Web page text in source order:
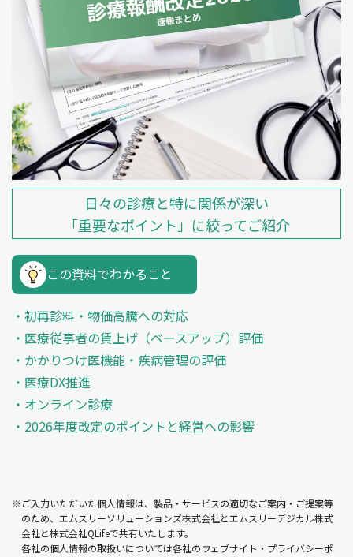
日々の診療と特に関係が深い
「重要なポイント」に絞ってご紹介
この資料でわかること
初再診料・物価高騰への対応
医療従事者の賃上げ（ベースアップ）評価
かかりつけ医機能・疾病管理の評価
医療DX推進
オンライン診療
2026年度改定のポイントと経営への影響
※ご入力いただいた個人情報は、製品・サービスの適切なご案内・ご提案等
のため、エムスリーソリューションズ株式会社とエムスリーデジカル株式
会社と株式会社QLifeで共有いたします。
各社の個人情報の取扱いについては各社のウェブサイト・プライバシーポ